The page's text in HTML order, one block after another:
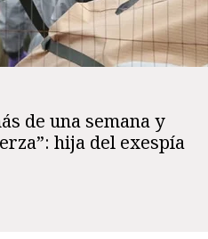
de una semana y
hija del exespía